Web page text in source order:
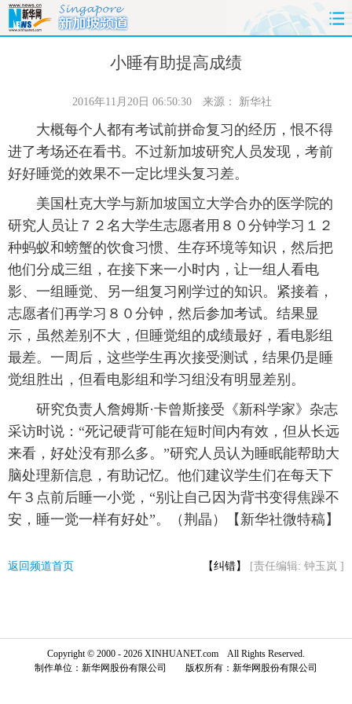
时政 国际
体育 人事
时尚 思客 地方 法治
港澳 台湾 华人
科技 能源 房产 公司
图片 视频 彩票 食品
旅游 健康 信息化 数据
金融 公益 军事 无人机
富媒体 摄影 新华广播
新华电视中文 新华电视英文 返回PC
小睡有助提高成绩
2016年11月20日 06:50:30 来源： 新华社
大概每个人都有考试前拼命复习的经历，恨不得
进了考场还在看书。不过新加坡研究人员发现，考前
好好睡觉的效果不一定比埋头复习差。
美国杜克大学与新加坡国立大学合办的医学院的
研究人员让７２名大学生志愿者用８０分钟学习１２
种蚂蚁和螃蟹的饮食习惯、生存环境等知识，然后把
他们分成三组，在接下来一小时内，让一组人看电
影、一组睡觉、另一组复习刚学过的知识。紧接着，
志愿者们再学习８０分钟，然后参加考试。结果显
示，虽然差别不大，但睡觉组的成绩最好，看电影组
最差。一周后，这些学生再次接受测试，结果仍是睡
觉组胜出，但看电影组和学习组没有明显差别。
研究负责人詹姆斯·卡曾斯接受《新科学家》杂志
采访时说：“死记硬背可能在短时间内有效，但从长远
来看，好处没有那么多。”研究人员认为睡眠能帮助大
脑处理新信息，有助记忆。他们建议学生们在每天下
午３点前后睡一小觉，“别让自己因为背书变得焦躁不
安，睡一觉一样有好处”。（荆晶）【新华社微特稿】
返回频道首页 【纠错】 [责任编辑: 钟玉岚 ]
Copyright © 2000 - 2026 XINHUANET.com All Rights Reserved.
制作单位：新华网股份有限公司 版权所有：新华网股份有限公司